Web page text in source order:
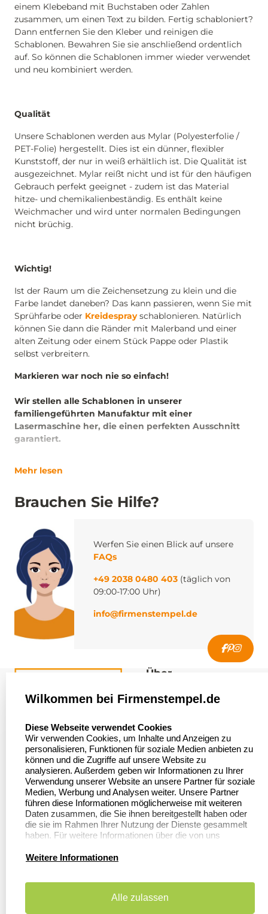
einem Klebeband mit Buchstaben oder Zahlen
zusammen, um einen Text zu bilden. Fertig schabloniert?
Dann entfernen Sie den Kleber und reinigen die
Schablonen. Bewahren Sie sie anschließend ordentlich
auf. So können die Schablonen immer wieder verwendet
und neu kombiniert werden.
Qualität
Unsere Schablonen werden aus Mylar (Polyesterfolie /
PET-Folie) hergestellt. Dies ist ein dünner, flexibler
Kunststoff, der nur in weiß erhältlich ist. Die Qualität ist
ausgezeichnet. Mylar reißt nicht und ist für den häufigen
Gebrauch perfekt geeignet - zudem ist das Material
hitze- und chemikalienbeständig. Es enthält keine
Weichmacher und wird unter normalen Bedingungen
nicht brüchig.
Wichtig!
Ist der Raum um die Zeichensetzung zu klein und die
Farbe landet daneben? Das kann passieren, wenn Sie mit
Sprühfarbe oder Kreidesprayschablonieren. Natürlich
können Sie dann die Ränder mit Malerband und einer
alten Zeitung oder einem Stück Pappe oder Plastik
selbst verbreitern.
Markieren war noch nie so einfach!
Wir stellen alle Schablonen in unserer
familiengeführten Manufaktur mit einer
Lasermaschine her, die einen perfekten Ausschnitt
garantiert.
Mehr lesen
Brauchen Sie Hilfe?
Werfen Sie einen Blick auf unsere
FAQs
+49 2038 0480 403 (täglich von
09:00-17:00 Uhr)
info@firmenstempel.de
Asterlager Straße 97
47228 Duisburg
Deutschland
Über
Über uns
Bewerten Sie uns
Sitemap
Stempel in
Deutschland
Informationen
Dateivorgaben
FAQ
Datenschutzerklärung
Kundenservice
Zahlung & Versand
Widerruf &
Wilkommen bei Firmenstempel.de
Diese Webseite verwendet Cookies
Wir verwenden Cookies, um Inhalte und Anzeigen zu
personalisieren, Funktionen für soziale Medien anbieten zu
können und die Zugriffe auf unsere Website zu
analysieren. Außerdem geben wir Informationen zu Ihrer
Verwendung unserer Website an unsere Partner für soziale
Medien, Werbung und Analysen weiter. Unsere Partner
führen diese Informationen möglicherweise mit weiteren
Daten zusammen, die Sie ihnen bereitgestellt haben oder
die sie im Rahmen Ihrer Nutzung der Dienste gesammelt
haben. Für weitere Informationen über die von uns
Datenschutzerklärung.
Weitere Informationen
Alle zulassen